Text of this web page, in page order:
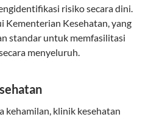
risiko secara dini.
Kementerian Kesehatan, yang
standar untuk memfasilitasi
menyeluruh.
kehamilan, klinik kesehatan